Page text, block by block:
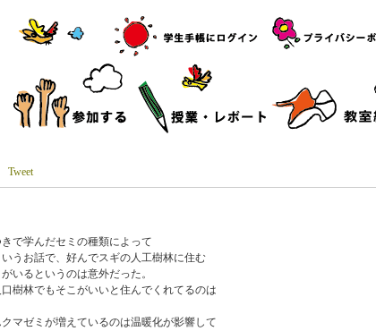
Tweet
で学んだセミの種類によって
うお話で、好んでスギの人工樹林に住む
いるというのは意外だった。
樹林でもそこがいいと住んでくれてるのは
マゼミが増えているのは温暖化が影響して